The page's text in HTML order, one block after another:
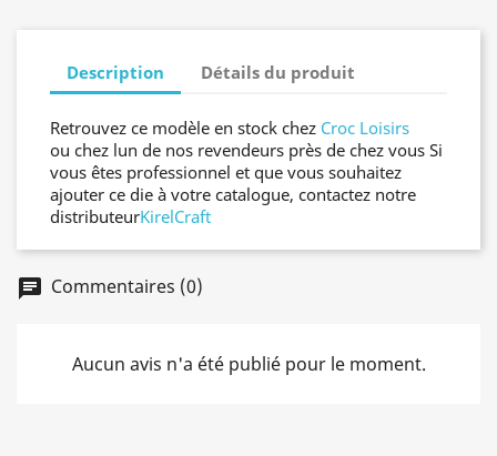
Description Détails du produit
Retrouvez ce modèle en stock chez Croc Loisirs
ou chez lun de nos revendeurs près de chez vous Si
vous êtes professionnel et que vous souhaitez
ajouter ce die à votre catalogue, contactez notre
distributeurKirelCraft
chat Commentaires (0)
Aucun avis n'a été publié pour le moment.